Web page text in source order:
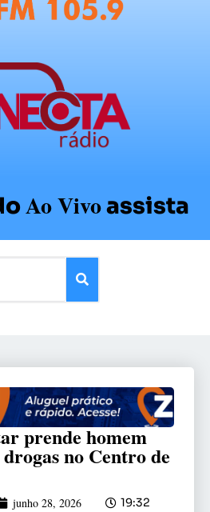
Ao Vivoassista
prende homem
no Centro de
junho 28, 2026 19:32